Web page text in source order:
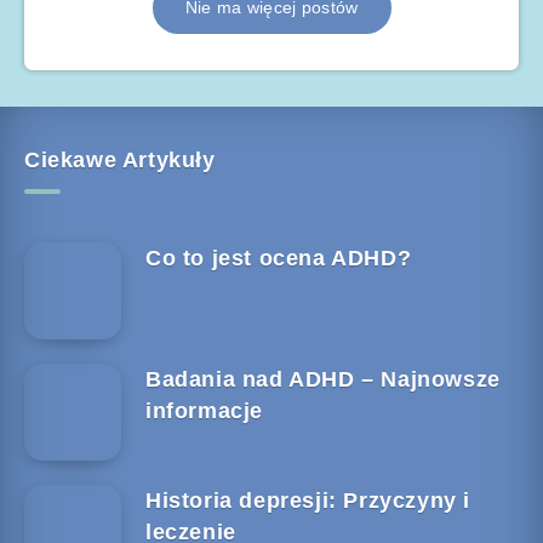
Nie ma więcej postów
Ciekawe Artykuły
Co to jest ocena ADHD?
Badania nad ADHD – Najnowsze
informacje
Historia depresji: Przyczyny i
leczenie